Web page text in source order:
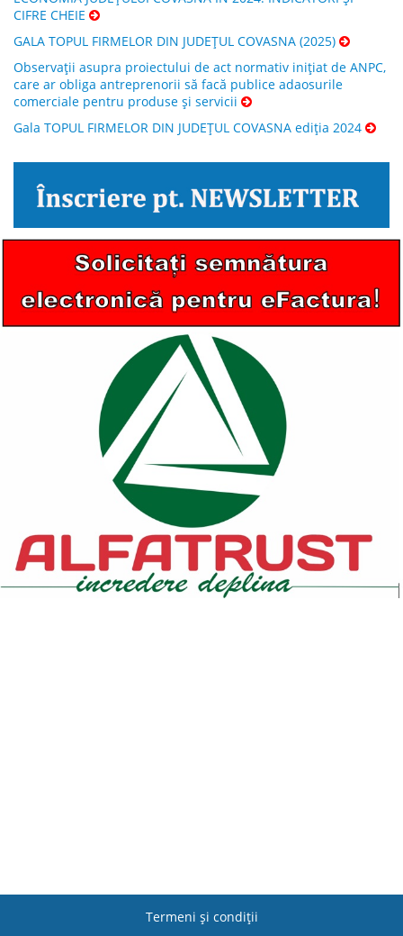
CIFRE CHEIE
GALA TOPUL FIRMELOR DIN JUDEȚUL COVASNA (2025)
Observații asupra proiectului de act normativ inițiat de ANPC,
care ar obliga antreprenorii să facă publice adaosurile
comerciale pentru produse și servicii
Gala TOPUL FIRMELOR DIN JUDEȚUL COVASNA ediția 2024
Termeni şi condiţii